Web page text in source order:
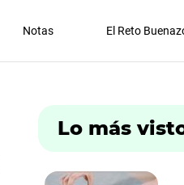
Notas El Reto
Lo más